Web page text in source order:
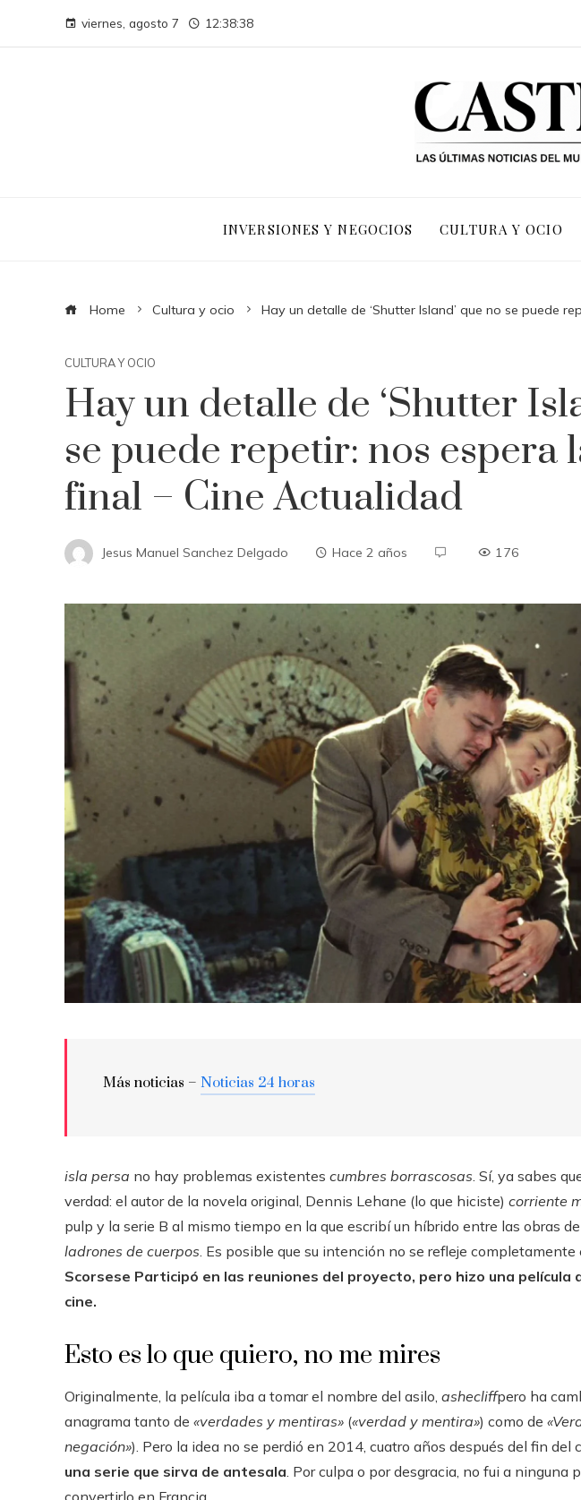
viernes, agosto 7 12:38:40
INVERSIONES Y NEGOCIOS CULTURA Y OCIO
Home Cultura y ocio Hay un detalle de ‘Shutter Island’ que no se puede
CULTURA Y OCIO
Hay un detalle de ‘Shutter
se puede repetir: nos espera
final – Cine Actualidad
Jesus Manuel Sanchez Delgado Hace 2 años 176
Más noticias – Noticias 24 horas
isla persa no hay problemas existentes cumbres borrascosas . Sí, ya sabes
verdad: el autor de la novela original, Dennis Lehane (lo que hiciste) corriente
pulp y la serie B al mismo tiempo en la que escribí un híbrido entre las obras
ladrones de cuerpos . Es posible que su intención no se refleje
Scorsese Participó en las reuniones del proyecto, pero hizo una película
cine.
Esto es lo que quiero, no me mires
Originalmente, la película iba a tomar el nombre del asilo, ashecliffpero ha
anagrama tanto de «verdades y mentiras» («verdad y mentira») como de
negación»). Pero la idea no se perdió en 2014, cuatro años después del fin del
una serie que sirva de antesala . Por culpa o por desgracia, no fui a
convertirlo en Francia.